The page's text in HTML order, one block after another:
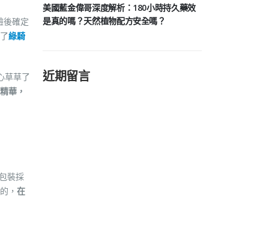
後確定
綠騎
草草了
華，
裝採
， 在
美國藍金偉哥深度解析：180小時持久藥效
是真的嗎？天然植物配方安全嗎？
近期留言